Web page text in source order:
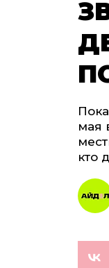
мая
кто